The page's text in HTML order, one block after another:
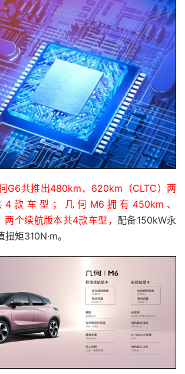
G6共推出480km、620km（CLTC）两
款车型；几何M6拥有450km、
个续航版本共4款车型， 配备150kW永
矩310N·m。